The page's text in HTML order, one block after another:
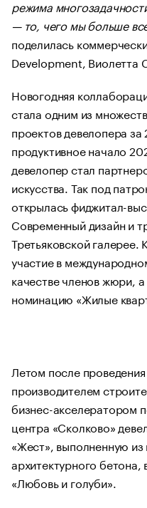
режима
— то, чего мы больше
поделилась
Development, Виолетта
Новогодняя
стала одним из
проектов девелопера
продуктивное начало
девелопер стал
искусства. Так под
открылась фиджитал-
Современный дизайн и
Третьяковской
участие в
качестве членов жюри,
номинацию «Жилые
Летом после
производителем
бизнес-акселератором
центра «Сколково»
«Жест», выполненную
архитектурного
«Любовь и голуби».